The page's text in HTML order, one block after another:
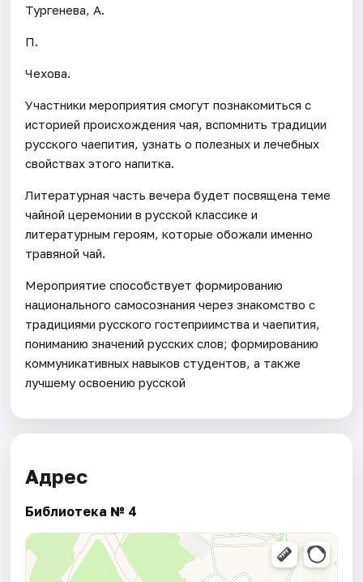
Тургенева, А.
П.
Чехова.
Участники мероприятия смогут познакомиться с
историей происхождения чая, вспомнить традиции
русского чаепития, узнать о полезных и лечебных
свойствах этого напитка.
Литературная часть вечера будет посвящена теме
чайной церемонии в русской классике и
литературным героям, которые обожали именно
травяной чай.
Мероприятие способствует формированию
национального самосознания через знакомство с
традициями русского гостеприимства и чаепития,
пониманию значений русских слов; формированию
коммуникативных навыков студентов, а также
лучшему освоению русской
Адрес
Библиотека № 4